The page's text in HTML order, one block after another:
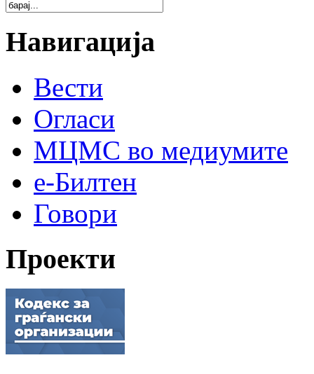
Навигација
Вести
Огласи
МЦМС во медиумите
е-Билтен
Говори
Проекти